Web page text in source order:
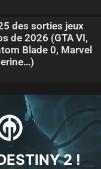
des sorties jeux
de 2026 (GTA VI,
Blade 0, Marvel
2 !